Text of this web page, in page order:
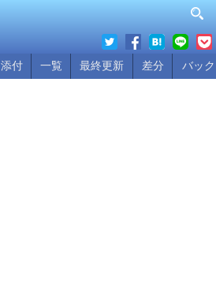
添付 一覧 最終更新 差分 バッ